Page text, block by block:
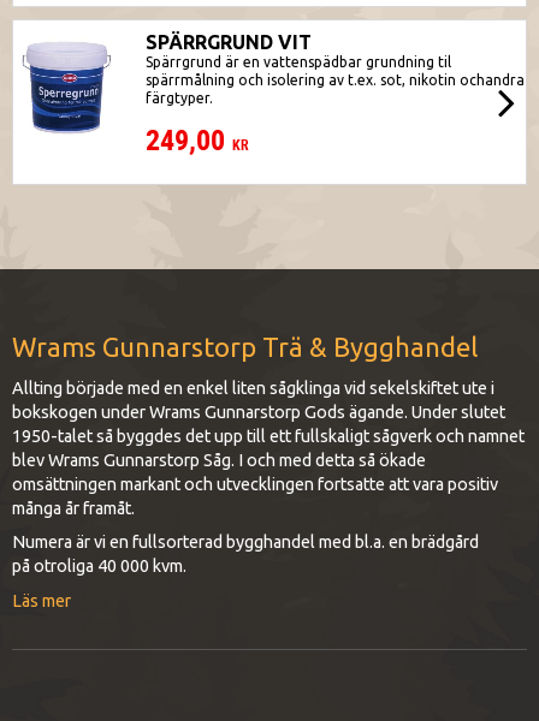
SPÄRRGRUND VIT
Spärrgrund är en vattenspädbar grundning til
spärrmålning och isolering av t.ex. sot, nikotin ochandra
färgtyper.
249,00 KR
Wrams Gunnarstorp Trä & Bygghandel
Allting började med en enkel liten sågklinga vid sekelskiftet ute i
bokskogen under Wrams Gunnarstorp Gods ägande. Under slutet
1950-talet så byggdes det upp till ett fullskaligt sågverk och namnet
blev Wrams Gunnarstorp Såg. I och med detta så ökade
omsättningen markant och utvecklingen fortsatte att vara positiv
många år framåt.
Numera är vi en fullsorterad bygghandel med bl.a. en brädgård
på otroliga 40 000 kvm.
Läs mer